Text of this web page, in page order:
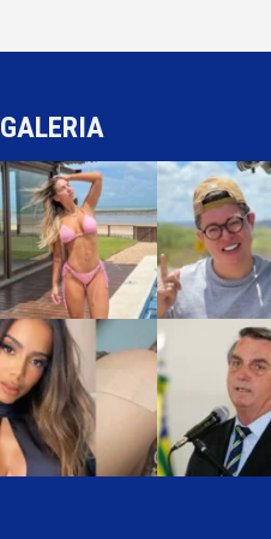
GALERIA